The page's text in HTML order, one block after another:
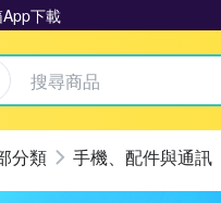
App下載
手機、配件與通訊